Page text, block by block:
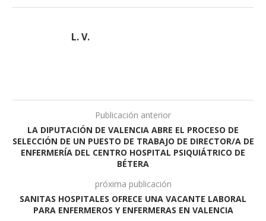
L. V.
Publicación anterior
LA DIPUTACIÓN DE VALENCIA ABRE EL PROCESO DE
SELECCIÓN DE UN PUESTO DE TRABAJO DE DIRECTOR/A DE
ENFERMERÍA DEL CENTRO HOSPITAL PSIQUIÁTRICO DE
BÉTERA
próxima publicación
SANITAS HOSPITALES OFRECE UNA VACANTE LABORAL
PARA ENFERMEROS Y ENFERMERAS EN VALENCIA